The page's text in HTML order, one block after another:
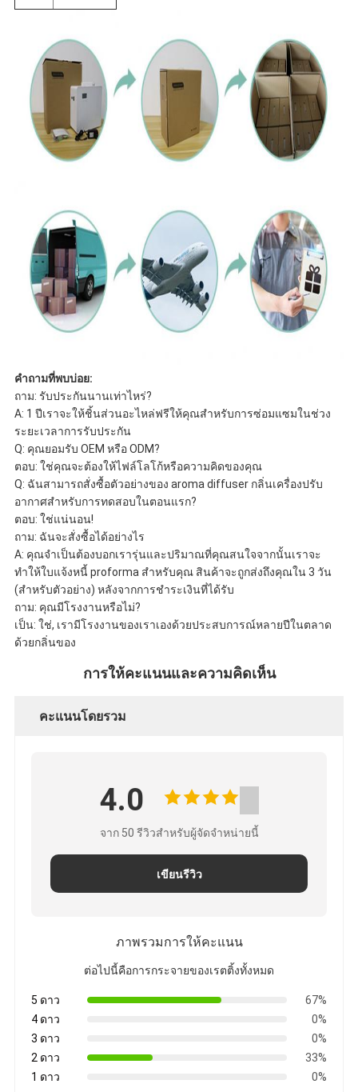
คำถามที่พบบ่อย:
ถาม: รับประกันนานเท่าไหร่?
A: 1 ปีเราจะให้ชิ้นส่วนอะไหล่ฟรีให้คุณสำหรับการซ่อมแซมในช่วง
ระยะเวลาการรับประกัน
Q: คุณยอมรับ OEM หรือ ODM?
ตอบ: ใช่คุณจะต้องให้ไฟล์โลโก้หรือความคิดของคุณ
Q: ฉันสามารถสั่งซื้อตัวอย่างของ aroma diffuser กลิ่นเครื่องปรับ
อากาศสำหรับการทดสอบในตอนแรก?
ตอบ: ใช่แน่นอน!
ถาม: ฉันจะสั่งซื้อได้อย่างไร
A: คุณจำเป็นต้องบอกเรารุ่นและปริมาณที่คุณสนใจจากนั้นเราจะ
ทำให้ใบแจ้งหนี้ proforma สำหรับคุณ สินค้าจะถูกส่งถึงคุณใน 3 วัน
(สำหรับตัวอย่าง) หลังจากการชำระเงินที่ได้รับ
ถาม: คุณมีโรงงานหรือไม่?
เป็น: ใช่, เรามีโรงงานของเราเองด้วยประสบการณ์หลายปีในตลาด
ด้วยกลิ่นของ
การให้คะแนนและความคิดเห็น
คะแนนโดยรวม
4.0
จาก 50 รีวิวสําหรับผู้จัดจําหน่ายนี้
เขียนรีวิว
ภาพรวมการให้คะแนน
ต่อไปนี้คือการกระจายของเรตติ้งทั้งหมด
5 ดาว
67%
4 ดาว
0%
3 ดาว
0%
2 ดาว
33%
1 ดาว
0%